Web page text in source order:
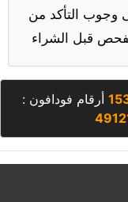
وجوب التأكد من
أرقام فودافون :